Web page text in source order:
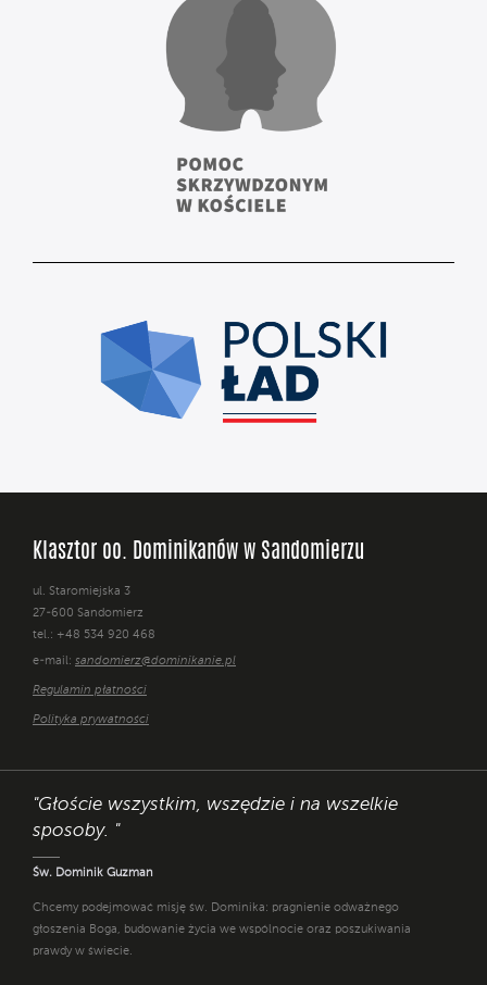
Klasztor oo. Dominikanów w Sandomierzu
ul. Staromiejska 3
27-600 Sandomierz
tel.: +48 534 920 468
e-mail: sandomierz@dominikanie.pl
Regulamin płatności
Polityka prywatności
"Głoście wszystkim, wszędzie i na wszelkie
sposoby. "
Św. Dominik Guzman
Chcemy podejmować misję św. Dominika: pragnienie odważnego
głoszenia Boga, budowanie życia we wspólnocie oraz poszukiwania
prawdy w świecie.